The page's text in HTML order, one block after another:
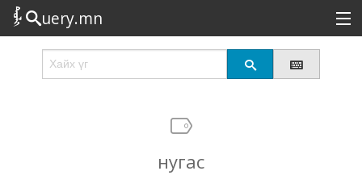
uery.mn
Сонирхолтой
нугас